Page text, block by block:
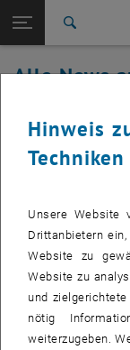
TU Login
Quicklinks
Quicklinks-Menü
Zur 1. Menü Ebene
Alle News
Zurück: Subseiten
Zurück zur letzten
TU Wien
Alle News
01. April
Störung
Betroffenes
Betroffene
Incident Status:
Hinweis
Techniken
Unsere Website
Drittanbietern
Website zu
Website zu
und
nötig
weiterzugeben.